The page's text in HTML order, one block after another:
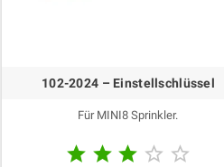
102-2024 – Einstellschlüssel
Für MINI8 Sprinkler.
    